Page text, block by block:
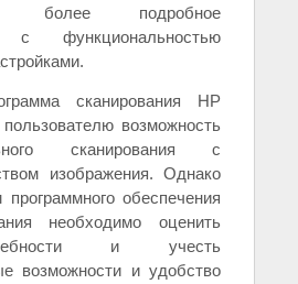
более подробное
с функциональностью
сканирования HP
возможность
сканирования с
изображения. Однако
обеспечения
необходимо оценить
и учесть
возможности и удобство